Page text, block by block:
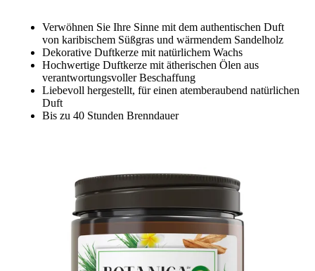
Verwöhnen Sie Ihre Sinne mit dem authentischen Duft
von karibischem Süßgras und wärmendem Sandelholz
Dekorative Duftkerze mit natürlichem Wachs
Hochwertige Duftkerze mit ätherischen Ölen aus
verantwortungsvoller Beschaffung
Liebevoll hergestellt, für einen atemberaubend natürlichen
Duft
Bis zu 40 Stunden Brenndauer